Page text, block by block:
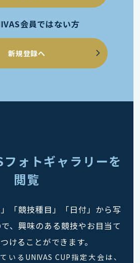
会員ではない方
新規登録へ
ォトギャラリーを
閲覧
」「競技種目」「日付」から写
、興味のある競技やお目当て
けることができます。
いるUNIVAS CUP指定大会は、